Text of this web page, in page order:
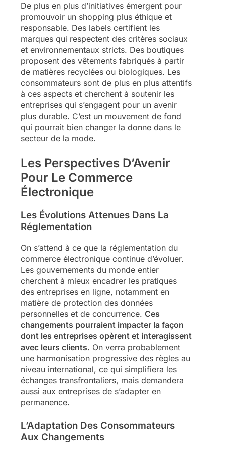
De plus en plus d’initiatives émergent pour
promouvoir un shopping plus éthique et
responsable. Des labels certifient les
marques qui respectent des critères sociaux
et environnementaux stricts. Des boutiques
proposent des vêtements fabriqués à partir
de matières recyclées ou biologiques. Les
consommateurs sont de plus en plus attentifs
à ces aspects et cherchent à soutenir les
entreprises qui s’engagent pour un avenir
plus durable. C’est un mouvement de fond
qui pourrait bien changer la donne dans le
secteur de la mode.
Les Perspectives D’Avenir
Pour Le Commerce
Électronique
Les Évolutions Attenues Dans La
Réglementation
On s’attend à ce que la réglementation du
commerce électronique continue d’évoluer.
Les gouvernements du monde entier
cherchent à mieux encadrer les pratiques
des entreprises en ligne, notamment en
matière de protection des données
personnelles et de concurrence. Ces
changements pourraient impacter la façon
dont les entreprises opèrent et interagissent
avec leurs clients. On verra probablement
une harmonisation progressive des règles au
niveau international, ce qui simplifiera les
échanges transfrontaliers, mais demandera
aussi aux entreprises de s’adapter en
permanence.
L’Adaptation Des Consommateurs
Aux Changements